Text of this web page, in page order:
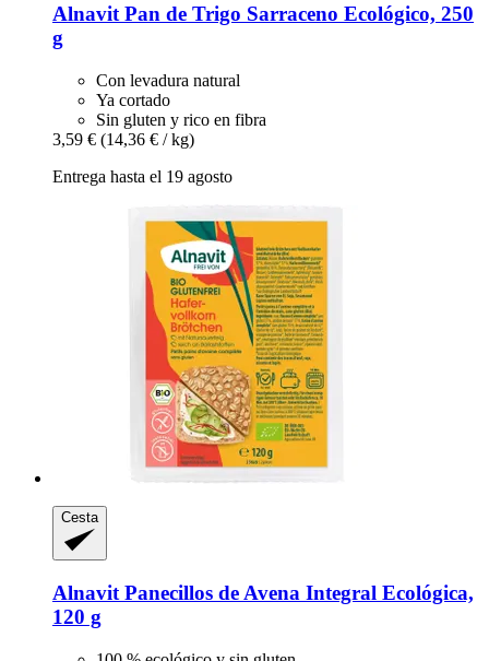
Alnavit Pan de Trigo Sarraceno Ecológico, 250
g
Con levadura natural
Ya cortado
Sin gluten y rico en fibra
3,59 € (14,36 € / kg)
Entrega hasta el 19 agosto
Cesta
Alnavit Panecillos de Avena Integral Ecológica,
120 g